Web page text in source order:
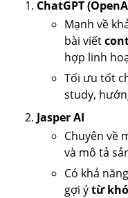
ChatGPT
Mạnh về
bài viết
hợp linh
Tối ưu tốt
study,
Jasper AI
Chuyên về
và mô tả
Có khả
gợi ýtừ